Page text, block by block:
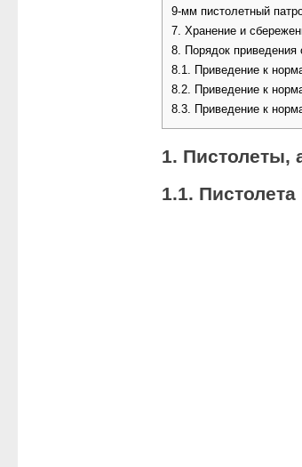
9-мм пистолетный
7. Хранение и
8. Порядок
8.1. Приведение к
8.2. Приведение к
8.3. Приведение к
1. Пистолеты,
1.1.